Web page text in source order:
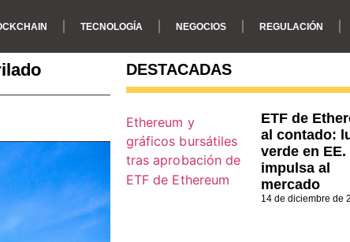
TECNOLOGÍA NEGOCIOS REGULACIÓN
DESTACADAS
ETF de
al contado:
verde en EE.
impulsa al
mercado
14 de diciembre de